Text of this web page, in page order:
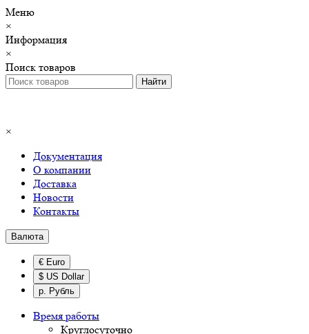
Меню
×
Информация
×
Поиск товаров
×
Документация
О компании
Доставка
Новости
Контакты
Валюта
€ Euro
$ US Dollar
р. Рубль
Время работы
Круглосуточно